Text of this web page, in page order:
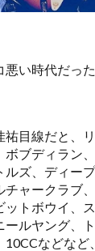
い時代だった
目線だと、
ブディラン
ルズ、ディー
チャークラブ
ットボウイ、
ルヤング、
10CCなどなど